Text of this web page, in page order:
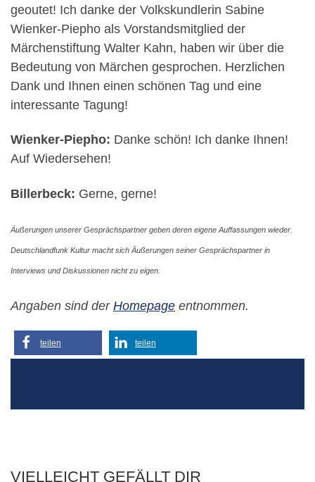
geoutet! Ich danke der Volkskundlerin Sabine
Wienker-Piepho als Vorstandsmitglied der
Märchenstiftung Walter Kahn, haben wir über die
Bedeutung von Märchen gesprochen. Herzlichen
Dank und Ihnen einen schönen Tag und eine
interessante Tagung!
Wienker-Piepho: Danke schön! Ich danke Ihnen!
Auf Wiedersehen!
Billerbeck: Gerne, gerne!
Äußerungen unserer Gesprächspartner geben deren eigene Auffassungen wieder.
Deutschlandfunk Kultur macht sich Äußerungen seiner Gesprächspartner in
Interviews und Diskussionen nicht zu eigen.
Angaben sind der Homepage entnommen.
teilen teilen
VIELLEICHT GEFÄLLT DIR